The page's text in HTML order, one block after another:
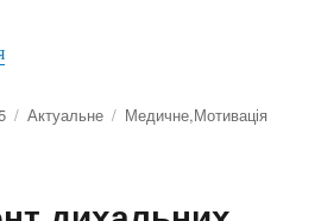
“Високий пульс під час бігу: чому це
Категорії
Актуальне Позначки
Медичне,Мотивація